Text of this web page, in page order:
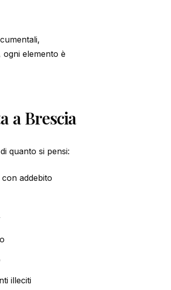
ogni elemento è
a Brescia
quanto si pensi:
addebito
illeciti